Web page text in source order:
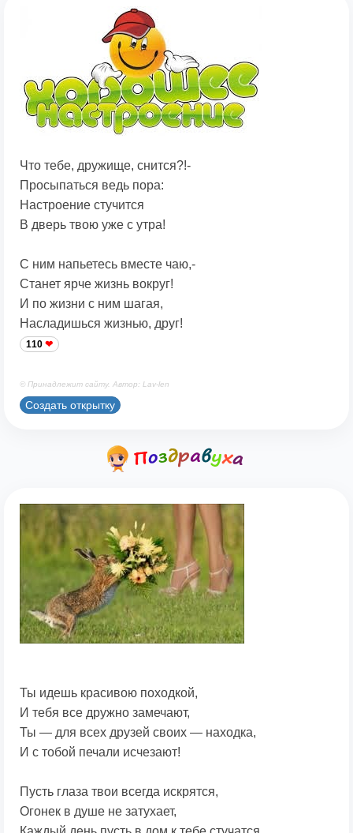
Что тебе, дружище, снится?!-
Просыпаться ведь пора:
Настроение стучится
В дверь твою уже с утра!
С ним напьетесь вместе чаю,-
Станет ярче жизнь вокруг!
И по жизни с ним шагая,
Насладишься жизнью, друг!
110
© Принадлежит сайту. Автор: Lav-len
Создать открытку
Ты идешь красивою походкой,
И тебя все дружно замечают,
Ты — для всех друзей своих — находка,
И с тобой печали исчезают!
Пусть глаза твои всегда искрятся,
Огонек в душе не затухает,